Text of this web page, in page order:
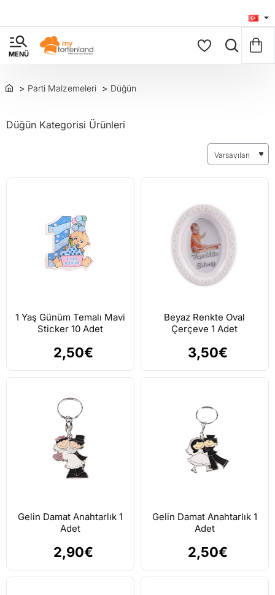
Parti Malzemeleri Düğün
Düğün Kategorisi Ürünleri
1 Yaş Günüm Temalı Mavi
Sticker 10 Adet
2,50€
Beyaz Renkte Oval
Çerçeve 1 Adet
3,50€
Gelin Damat Anahtarlık 1
Adet
2,90€
Gelin Damat Anahtarlık 1
Adet
2,50€